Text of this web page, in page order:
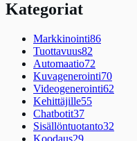
Kategoriat
Markkinointi86
Tuottavuus82
Automaatio72
Kuvagenerointi70
Videogenerointi62
Kehittäjille55
Chatbotit37
Sisällöntuotanto32
Koodaus29